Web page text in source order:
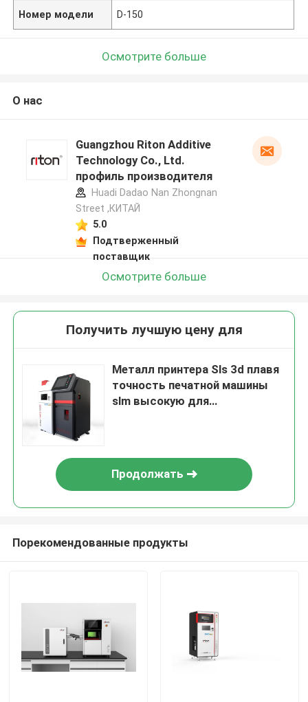
Номер модели D-150
Осмотрите больше
О нас
Guangzhou Riton Additive
Technology Co., Ltd.
профиль производителя
Huadi Dadao Nan Zhongnan
Street ,КИТАЙ
5.0
Подтверженный
поставщик
Осмотрите больше
Получить лучшую цену для
Металл принтера Sls 3d плавя
точность печатной машины
slm высокую для
Продолжать
Порекомендованные продукты